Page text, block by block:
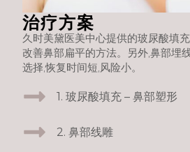
治疗方案
久时美黛医美中心提供的玻尿酸填
改善鼻部扁平的方法。另外,鼻部埋
选择,恢复时间短,风险小。
1. 玻尿酸填充 – 鼻部塑形
2. 鼻部线雕